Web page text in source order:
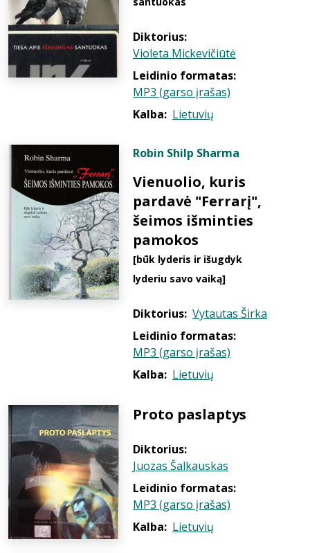
Diktorius:
Violeta Mickevičiūtė
Leidinio formatas:
MP3 (garso įrašas)
Kalba: Lietuvių
Robin Shilp Sharma
Vienuolio, kuris
pardavė "Ferrarį",
šeimos išminties
pamokos
[būk lyderis ir išugdyk
lyderiu savo vaiką]
Diktorius: Vytautas Širka
Leidinio formatas:
MP3 (garso įrašas)
Kalba: Lietuvių
Proto paslaptys
Diktorius:
Juozas Šalkauskas
Leidinio formatas:
MP3 (garso įrašas)
Kalba: Lietuvių